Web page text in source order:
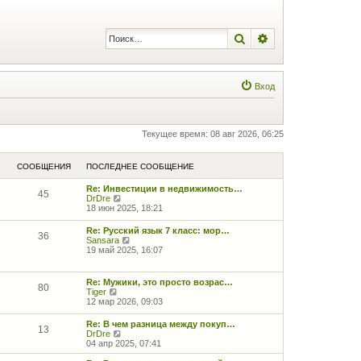
Поиск
Вход
Текущее время: 08 авг 2026, 06:25
СООБЩЕНИЯ ПОСЛЕДНЕЕ СООБЩЕНИЕ
45
Re: Инвестиции в недвижимость…
DrDre
е
й
т
и
п
о
л
е
д
е
м
18 июн 2025, 18:21
36
Re: Русский язык 7 класс: мор…
Sansara
е
т
и
к
п
о
л
е
19 май 2025, 16:07
80
Re: Мужики, это просто возрас…
Tiger
е
й
т
и
12 мар 2026, 09:03
13
Re: В чем разница между покуп…
DrDre
е
р
04 апр 2025, 07:41